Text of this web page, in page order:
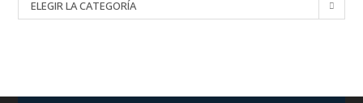
ELEGIR LA CATEGORÍA